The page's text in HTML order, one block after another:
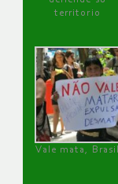
territorio
Vale mata, Brasil